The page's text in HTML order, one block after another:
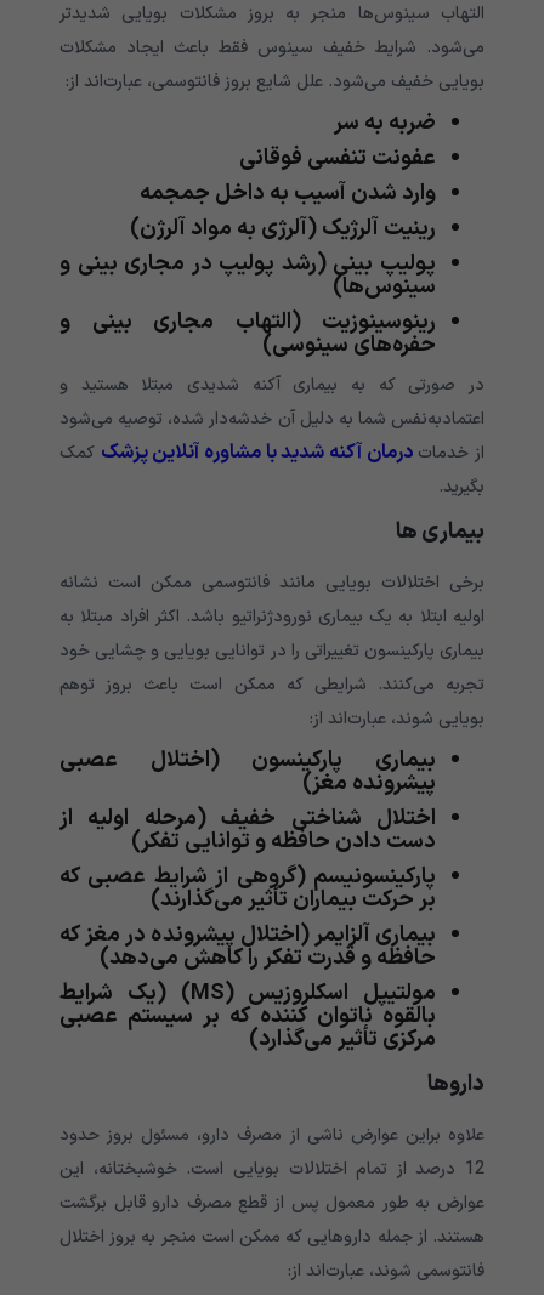
التهاب سینوس‌ها منجر به بروز مشکلات بویایی شدیدتر
می‌شود. شرایط خفیف سینوس فقط باعث ایجاد مشکلات
بویایی خفیف می‌شود. علل شایع بروز فانتوسمی، عبارت‌اند از:
ضربه به سر
عفونت تنفسی فوقانی
وارد شدن آسیب به داخل جمجمه
رینیت آلرژیک (آلرژی به مواد آلرژن)
پولیپ بینی (رشد پولیپ در مجاری بینی و
سینوس‌ها)
رینوسینوزیت (التهاب مجاری بینی و
حفره‌های سینوسی)
در صورتی که به بیماری آکنه شدیدی مبتلا هستید و
اعتمادبه‌نفس شما به دلیل آن خدشه‌دار شده، توصیه می‌شود
از خدماتدرمان آکنه شدید با مشاوره آنلاین پزشک کمک
بگیرید.
بیماری ها
برخی اختلالات بویایی مانند فانتوسمی ممکن است نشانه
اولیه ابتلا به یک بیماری نورودژنراتیو باشد. اکثر افراد مبتلا به
بیماری پارکینسون تغییراتی را در توانایی بویایی و چشایی خود
تجربه می‌کنند. شرایطی که ممکن است باعث بروز توهم
بویایی شوند، عبارت‌اند از:
بیماری پارکینسون (اختلال عصبی
پیشرونده مغز)
اختلال شناختی خفیف (مرحله اولیه از
دست دادن حافظه و توانایی تفکر)
پارکینسونیسم (گروهی از شرایط عصبی که
بر حرکت بیماران تأثیر می‌گذارند)
بیماری آلزایمر (اختلال پیشرونده در مغز که
حافظه و قدرت تفکر را کاهش می‌دهد)
مولتیپل اسکلروزیس (MS) (یک شرایط
بالقوه ناتوان کننده که بر سیستم عصبی
مرکزی تأثیر می‌گذارد)
داروها
علاوه براین عوارض ناشی از مصرف دارو، مسئول بروز حدود
12 درصد از تمام اختلالات بویایی است. خوشبختانه، این
عوارض به طور معمول پس از قطع مصرف دارو قابل برگشت
هستند. از جمله داروهایی که ممکن است منجر به بروز اختلال
فانتوسمی شوند، عبارت‌اند از: